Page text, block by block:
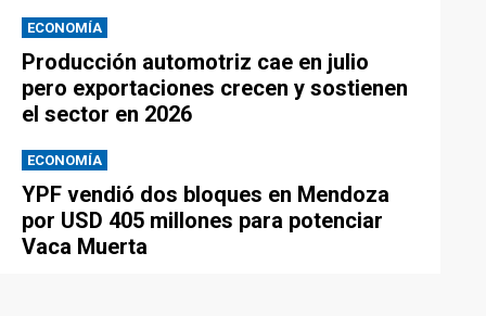
ECONOMÍA
Producción automotriz cae en julio
pero exportaciones crecen y sostienen
el sector en 2026
ECONOMÍA
YPF vendió dos bloques en Mendoza
por USD 405 millones para potenciar
Vaca Muerta